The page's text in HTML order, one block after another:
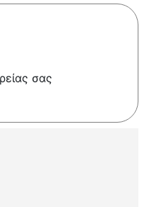
σας